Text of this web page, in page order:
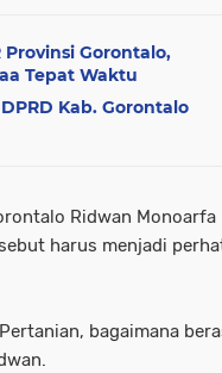
Provinsi Gorontalo,
Tepat Waktu
Kab. Gorontalo
Ridwan Monoarfa
harus menjadi
bagaimana